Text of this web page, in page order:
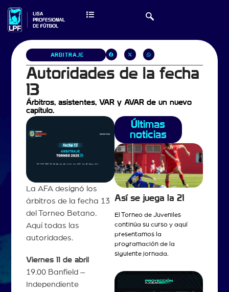
ARBITRAJE
Autoridades de la fecha
13
Árbitros, asistentes, VAR y AVAR de un nuevo
capítulo.
La AFA designó los
árbitros de la fecha 13
del Torneo Betano.
Aquí todas las
autoridades.
Viernes 11 de abril
19.00 Banfield –
Independiente
Últimas
noticias
Así se juega la 21
El Torneo de Juveniles
continúa su curso y aquí
presentamos la
programación de la
siguiente jornada.